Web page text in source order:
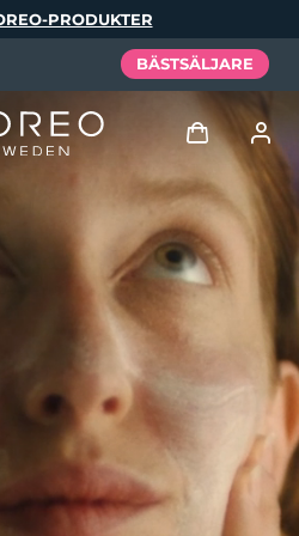
PRODUKTER
BÄSTSÄLJARE
Logga in
Användarprofil
Mina enheter
Mina beställningar
Mina adresser
Mina prenumerationer
Elixir
Set
Español
Português
Русский
文 繁體中文